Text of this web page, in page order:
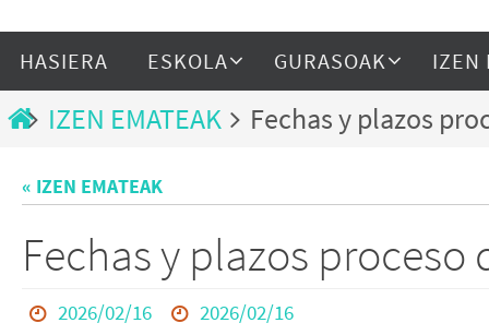
HASIERA ESKOLA GURASOAK IZEN
IZEN EMATEAK Fechas y plazos
« IZEN EMATEAK
Fechas y plazos
2026/02/16 2026/02/16